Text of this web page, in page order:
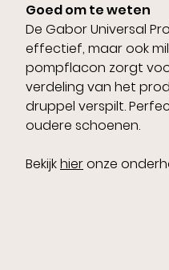
Goed om te weten
De Gabor Universal
effectief, maar ook
pompflacon zorgt
verdeling van het
druppel verspilt.
oudere schoenen.
Bekijkhieronze